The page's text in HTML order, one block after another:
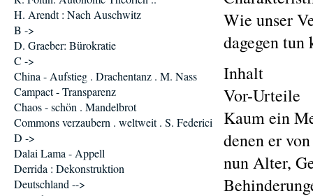
Wie unser
dagegen tun
Inhalt
Vor-Urteile
Kaum ein
denen er
nun Alter,
H. Arendt : Nach Auschwitz
B ->
D. Graeber: Bürokratie
C ->
China - Aufstieg . Drachentanz . M. Nass
Campact - Transparenz
Chaos - schön . Mandelbrot
Commons verzaubern . weltweit . S. Federici
D ->
Dalai Lama - Appell
Derrida : Dekonstruktion
Deutschland -->